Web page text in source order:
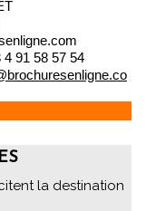
4 91 58 57 54
la destination